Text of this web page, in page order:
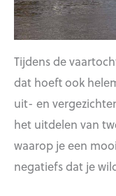
Tijdens de
dat hoeft ook
uit- en
het uitdelen van
waarop je een
negatiefs dat je